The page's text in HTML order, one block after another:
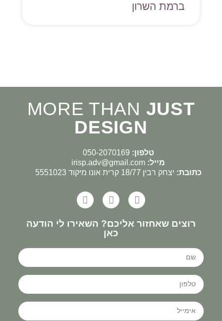
ברמת השרון
MORE THAN JUST
DESIGN
טלפון: 050-2070169
מייל: irisp.adv@gmail.com
כתובת: יצחק רבין 18/77 קרית אונו מיקוד 5551023
רוצים שאחזור אליכם? השאירו לי הודעה
כאן